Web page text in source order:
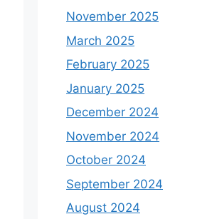
November 2025
March 2025
February 2025
January 2025
December 2024
November 2024
October 2024
September 2024
August 2024